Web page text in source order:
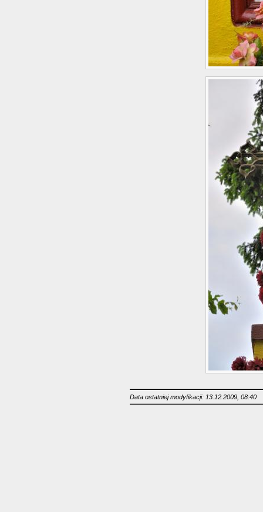
Data ostatniej modyfikacji: 13.12.2009, 08:40